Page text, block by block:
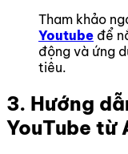
Tham khảo
Youtube để
động và ứng
tiêu.
3. Hướng
YouTube từ